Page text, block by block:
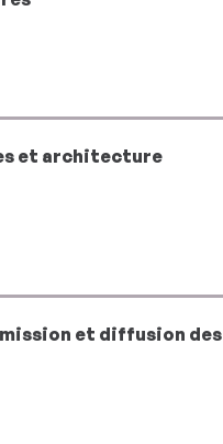
et architecture
et diffusion des